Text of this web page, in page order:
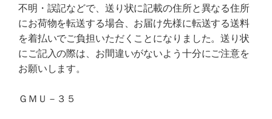
不明・誤記などで、送り状に記載の住所と異なる住所
にお荷物を転送する場合、お届け先様に転送する送料
を着払いでご負担いただくことになりました。送り状
にご記入の際は、お間違いがないよう十分にご注意を
お願いします。
ＧＭＵ－３５